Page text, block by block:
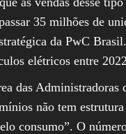
35 milhões de
da PwC
elétricos entre
das Administradoras
não tem
consumo”. O